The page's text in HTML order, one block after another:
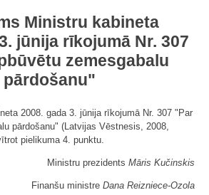
Ministru kabineta
jūnija rīkojumā Nr. 307
zemesgabalu
pārdošanu"
2008. gada 3. jūnija rīkojumā Nr. 307 "Par
pārdošanu" (Latvijas Vēstnesis, 2008,
pielikuma 4. punktu.
Ministru prezidents Māris Kučinskis
Finanšu ministre Dana Reizniece-Ozola